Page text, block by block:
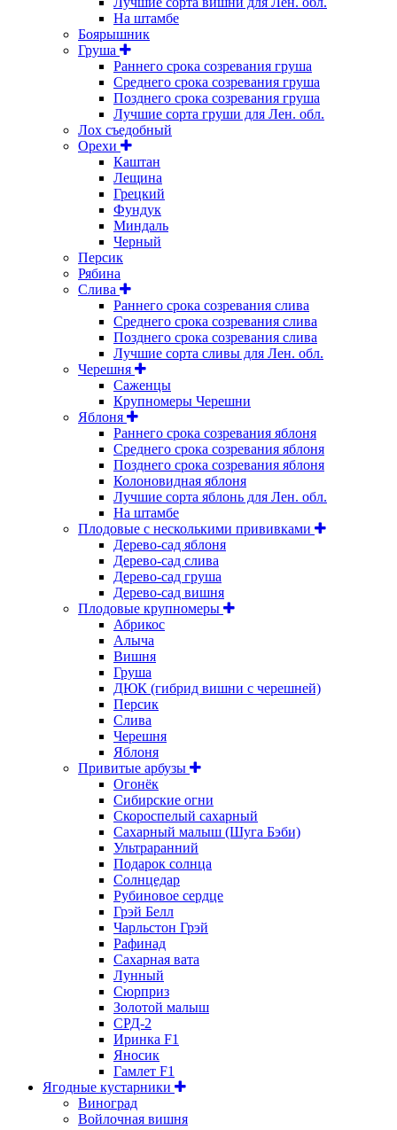
На штамбе
Боярышник
Груша
Раннего срока созревания груша
Среднего срока созревания груша
Позднего срока созревания груша
Лучшие сорта груши для Лен. обл.
Лох съедобный
Орехи
Каштан
Лещина
Грецкий
Фундук
Миндаль
Черный
Персик
Рябина
Слива
Раннего срока созревания слива
Среднего срока созревания слива
Позднего срока созревания слива
Лучшие сорта сливы для Лен. обл.
Черешня
Саженцы
Крупномеры Черешни
Яблоня
Раннего срока созревания яблоня
Среднего срока созревания яблоня
Позднего срока созревания яблоня
Колоновидная яблоня
Лучшие сорта яблонь для Лен. обл.
На штамбе
Плодовые с несколькими прививками
Дерево-сад яблоня
Дерево-сад слива
Дерево-сад груша
Дерево-сад вишня
Плодовые крупномеры
Абрикос
Алыча
Вишня
Груша
ДЮК (гибрид вишни с черешней)
Персик
Слива
Черешня
Яблоня
Привитые арбузы
Огонёк
Сибирские огни
Скороспелый сахарный
Сахарный малыш (Шуга Бэби)
Ультраранний
Подарок солнца
Солнцедар
Рубиновое сердце
Грэй Белл
Чарльстон Грэй
Рафинад
Сахарная вата
Лунный
Сюрприз
Золотой малыш
СРД-2
Иринка F1
Яносик
Гамлет F1
Ягодные кустарники
Виноград
Войлочная вишня